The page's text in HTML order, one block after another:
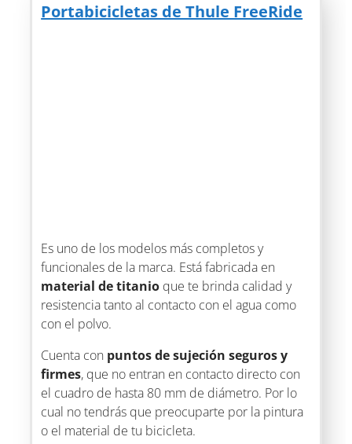
Portabicicletas de Thule FreeRide
Es uno de los modelos más completos y
funcionales de la marca. Está fabricada en
material de titanio que te brinda calidad y
resistencia tanto al contacto con el agua como
con el polvo.
Cuenta con puntos de sujeción seguros y
firmes, que no entran en contacto directo con
el cuadro de hasta 80 mm de diámetro. Por lo
cual no tendrás que preocuparte por la pintura
o el material de tu bicicleta.